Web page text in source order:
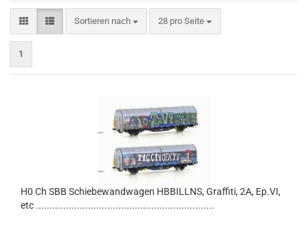
Sortieren nach
Sortieren nach 28 pro Seite
pro Seite
1
H0 Ch SBB Schiebewandwagen HBBILLNS, Graffiti, 2A, Ep.VI,
etc .................................................................